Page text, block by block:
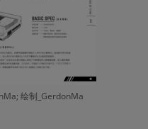
绘制_GerdonMa